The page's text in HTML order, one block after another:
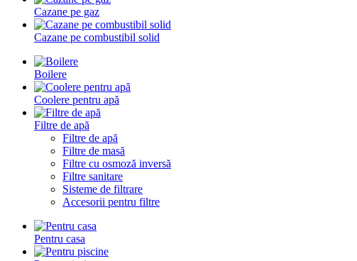
Cazane pe gaz
Cazane pe combustibil solid
Boilere
Coolere pentru apă
Filtre de apă
Filtre de apă
Filtre de masă
Filtre cu osmoză inversă
Filtre sanitare
Sisteme de filtrare
Accesorii pentru filtre
Pentru casa